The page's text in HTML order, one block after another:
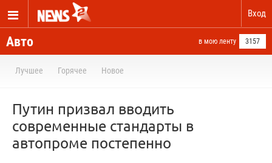
Вход
Авто в мою ленту 3157
Лучшее Горячее Новое
Путин призвал вводить
современные стандарты в
автопроме постепенно